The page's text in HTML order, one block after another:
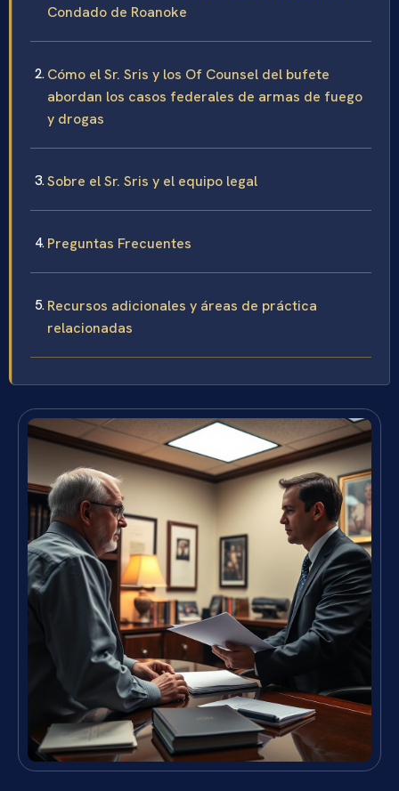
Condado de Roanoke
Cómo el Sr. Sris y los Of Counsel del bufete
abordan los casos federales de armas de fuego
y drogas
Sobre el Sr. Sris y el equipo legal
Preguntas Frecuentes
Recursos adicionales y áreas de práctica
relacionadas